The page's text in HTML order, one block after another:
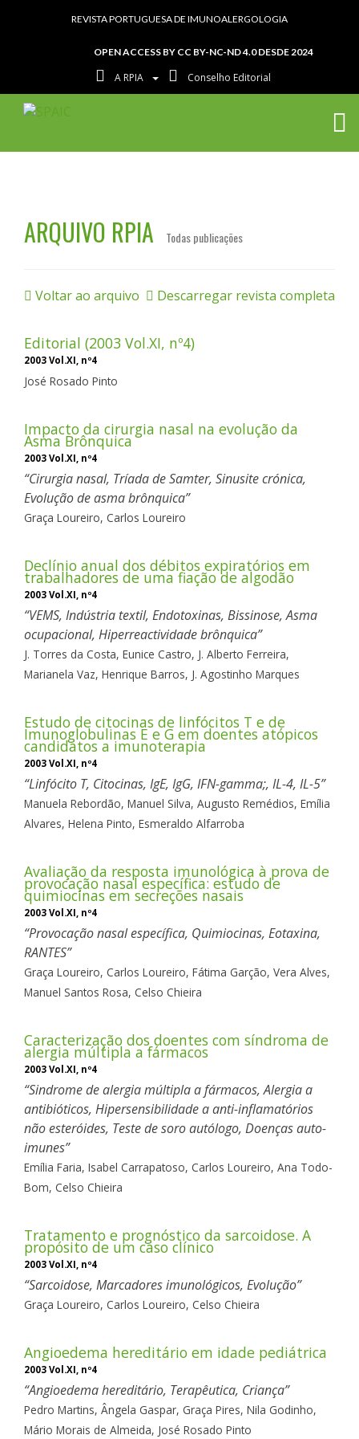
REVISTA PORTUGUESA DE IMUNOALERGOLOGIA
OPEN ACCESS BY CC BY-NC-ND 4.0 DESDE 2024
A RPIA Conselho Editorial
ARQUIVO RPIA Todas publicações
Voltar ao arquivo Descarregar revista completa
Editorial (2003 Vol.XI, nº4)
2003 Vol.XI, nº4
José Rosado Pinto
Impacto da cirurgia nasal na evolução da
Asma Brônquica
2003 Vol.XI, nº4
Cirurgia nasal, Tríada de Samter, Sinusite crónica,
Evolução de asma brônquica
Graça Loureiro, Carlos Loureiro
Declínio anual dos débitos expiratórios em
trabalhadores de uma fiação de algodão
2003 Vol.XI, nº4
VEMS, Indústria textil, Endotoxinas, Bissinose, Asma
ocupacional, Hiperreactividade brônquica
J. Torres da Costa, Eunice Castro, J. Alberto Ferreira,
Marianela Vaz, Henrique Barros, J. Agostinho Marques
Estudo de citocinas de linfócitos T e de
Imunoglobulinas E e G em doentes atópicos
candidatos a imunoterapia
2003 Vol.XI, nº4
Linfócito T, Citocinas, IgE, IgG, IFN-gamma;, IL-4, IL-5
Manuela Rebordão, Manuel Silva, Augusto Remédios, Emília
Alvares, Helena Pinto, Esmeraldo Alfarroba
Avaliação da resposta imunológica à prova de
provocação nasal específica: estudo de
quimiocinas em secreções nasais
2003 Vol.XI, nº4
Provocação nasal específica, Quimiocinas, Eotaxina,
RANTES
Graça Loureiro, Carlos Loureiro, Fátima Garção, Vera Alves,
Manuel Santos Rosa, Celso Chieira
Caracterização dos doentes com síndroma de
alergia múltipla a fármacos
2003 Vol.XI, nº4
Sindrome de alergia múltipla a fármacos, Alergia a
antibióticos, Hipersensibilidade a anti-inflamatórios
não esteróides, Teste de soro autólogo, Doenças auto-
imunes
Emília Faria, Isabel Carrapatoso, Carlos Loureiro, Ana Todo-
Bom, Celso Chieira
Tratamento e prognóstico da sarcoidose. A
propósito de um caso clínico
2003 Vol.XI, nº4
Sarcoidose, Marcadores imunológicos, Evolução
Graça Loureiro, Carlos Loureiro, Celso Chieira
Angioedema hereditário em idade pediátrica
2003 Vol.XI, nº4
Angioedema hereditário, Terapêutica, Criança
Pedro Martins, Ângela Gaspar, Graça Pires, Nila Godinho,
Mário Morais de Almeida, José Rosado Pinto